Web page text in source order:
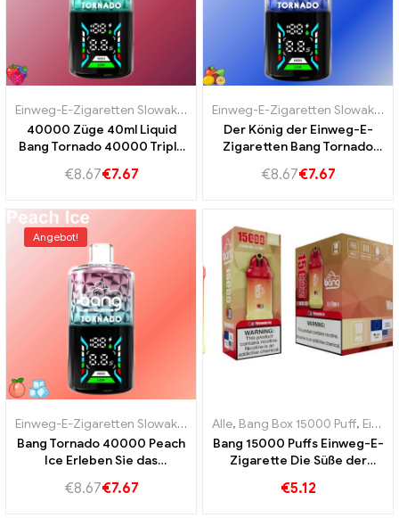
Einweg-E-Zigaretten Slowakei Einweg-E-Zigaretten Slowenien,
40000 Züge 40ml Liquid
Bang Tornado 40000 Triple
Genuss
€8.67€7.67
Einweg-E-Zigaretten Slowakei
Der König der Einweg-E-
Zigaretten Bang Tornado
€8.67€7.67
Angebot!
Einweg-E-Zigaretten Slowakei Einweg-E-Zigaretten Slowenien,
Bang Tornado 40000 Peach
Ice Erleben Sie das
€8.67€7.67
Alle, Bang Box 15000 Puff, Einweg-E-Zigaretten Schweden
Bang 15000 Puffs Einweg-E-
Zigarette Die Süße der
sich mit dem erfrischenden
€5.12